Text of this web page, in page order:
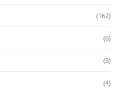
(162)
(6)
(3)
(4)